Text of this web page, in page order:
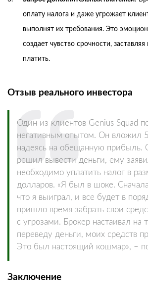
оплату налога и даже угрожает
выполнят их требования. Это
создает чувство срочности, заставляя
платить.
Отзыв реального инвестора
Один из клиентов Genius Squad
негативным опытом. Он вложил
надеясь на обещанную прибыль.
решил вывести деньги, ему
необходимо уплатить налог в
долларов. «Я был в шоке.
что я выиграл, и все будет в
пришло время забрать свои
с угрозами. Брокер настаивал на
переведу деньги, моих средств
Это был настоящий кошмар», –
Заключение